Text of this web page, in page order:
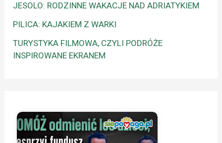
JESOLO: RODZINNE WAKACJE NAD ADRIATYKIEM
PILICA: KAJAKIEM Z WARKI
TURYSTYKA FILMOWA, CZYLI PODRÓŻE
INSPIROWANE EKRANEM